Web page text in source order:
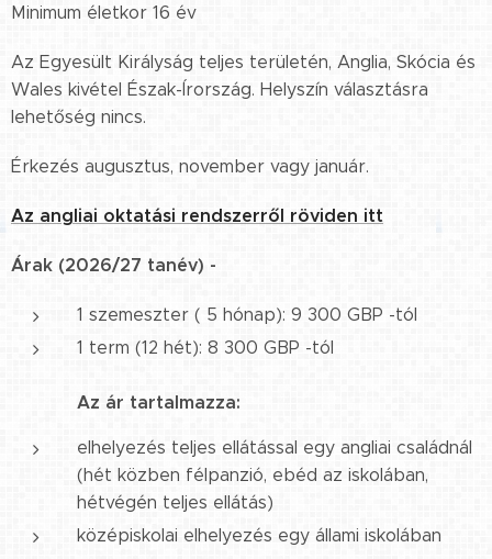
Minimum életkor 16 év
Az Egyesült Királyság teljes területén, Anglia, Skócia és
Wales kivétel Észak-Írország. Helyszín választásra
lehetőség nincs.
Érkezés augusztus, november vagy január.
Az angliai oktatási rendszerről röviden itt
Árak (2026/27 tanév) -
1 szemeszter ( 5 hónap): 9 300 GBP -tól
1 term (12 hét): 8 300 GBP -tól
Az ár tartalmazza:
elhelyezés teljes ellátással egy angliai családnál
(hét közben félpanzió, ebéd az iskolában,
hétvégén teljes ellátás)
középiskolai elhelyezés egy állami iskolában